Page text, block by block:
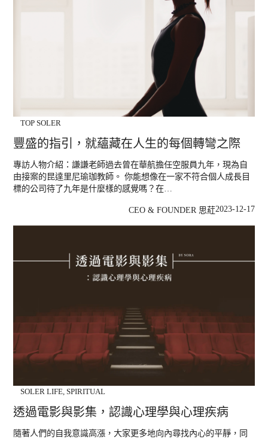
TOP SOLER
豐盛的指引，就蘊藏在人生的每個轉彎之際
專訪人物介紹：謙謙老師過去曾在華航擔任空服員九年，現為自
由接案的昆達里尼瑜珈教師。 你能想像在一家不符合個人成長目
標的公司待了九年是什麼樣的感覺嗎？在…
CEO & FOUNDER 思葒2023-12-17
SOLER LIFE,SPIRITUAL
透過電影與影集，認識心理學與心理疾病
隨著人們的自我意識高漲，大家更多地向內尋找內心的平靜，同